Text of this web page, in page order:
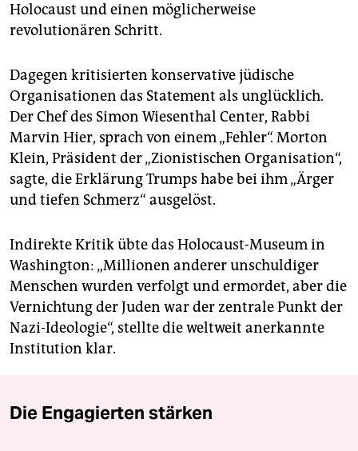
Holocaust und einen möglicherweise
revolutionären Schritt.
Dagegen kritisierten konservative jüdische
Organisationen das Statement als unglücklich.
Der Chef des Simon Wiesenthal Center, Rabbi
Marvin Hier, sprach von einem „Fehler“. Morton
Klein, Präsident der „Zionistischen Organisation“,
sagte, die Erklärung Trumps habe bei ihm „Ärger
und tiefen Schmerz“ ausgelöst.
Indirekte Kritik übte das Holocaust-Museum in
Washington: „Millionen anderer unschuldiger
Menschen wurden verfolgt und ermordet, aber die
Vernichtung der Juden war der zentrale Punkt der
Nazi-Ideologie“, stellte die weltweit anerkannte
Institution klar.
Die Engagierten stärken